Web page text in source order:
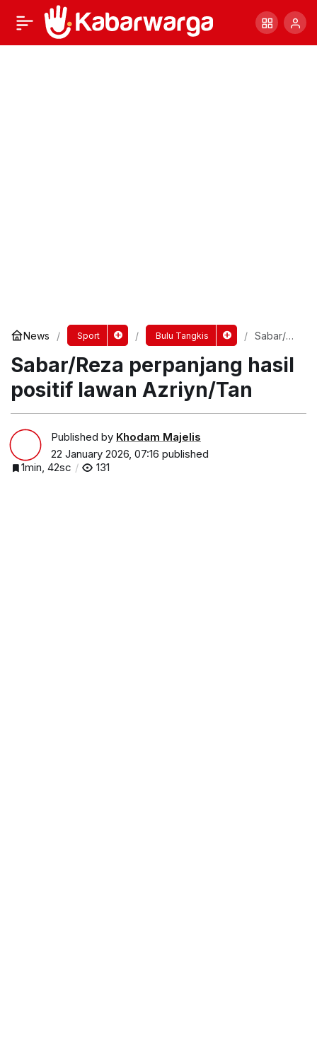
News Sport Bulu Tangkis
Sabar/Re
perpanja
ng hasil
Sabar/Reza perpanjang hasil
positif lawan Azriyn/Tan
Published by Khodam Majelis
22 January 2026, 07:16 published
1min, 42sc
131